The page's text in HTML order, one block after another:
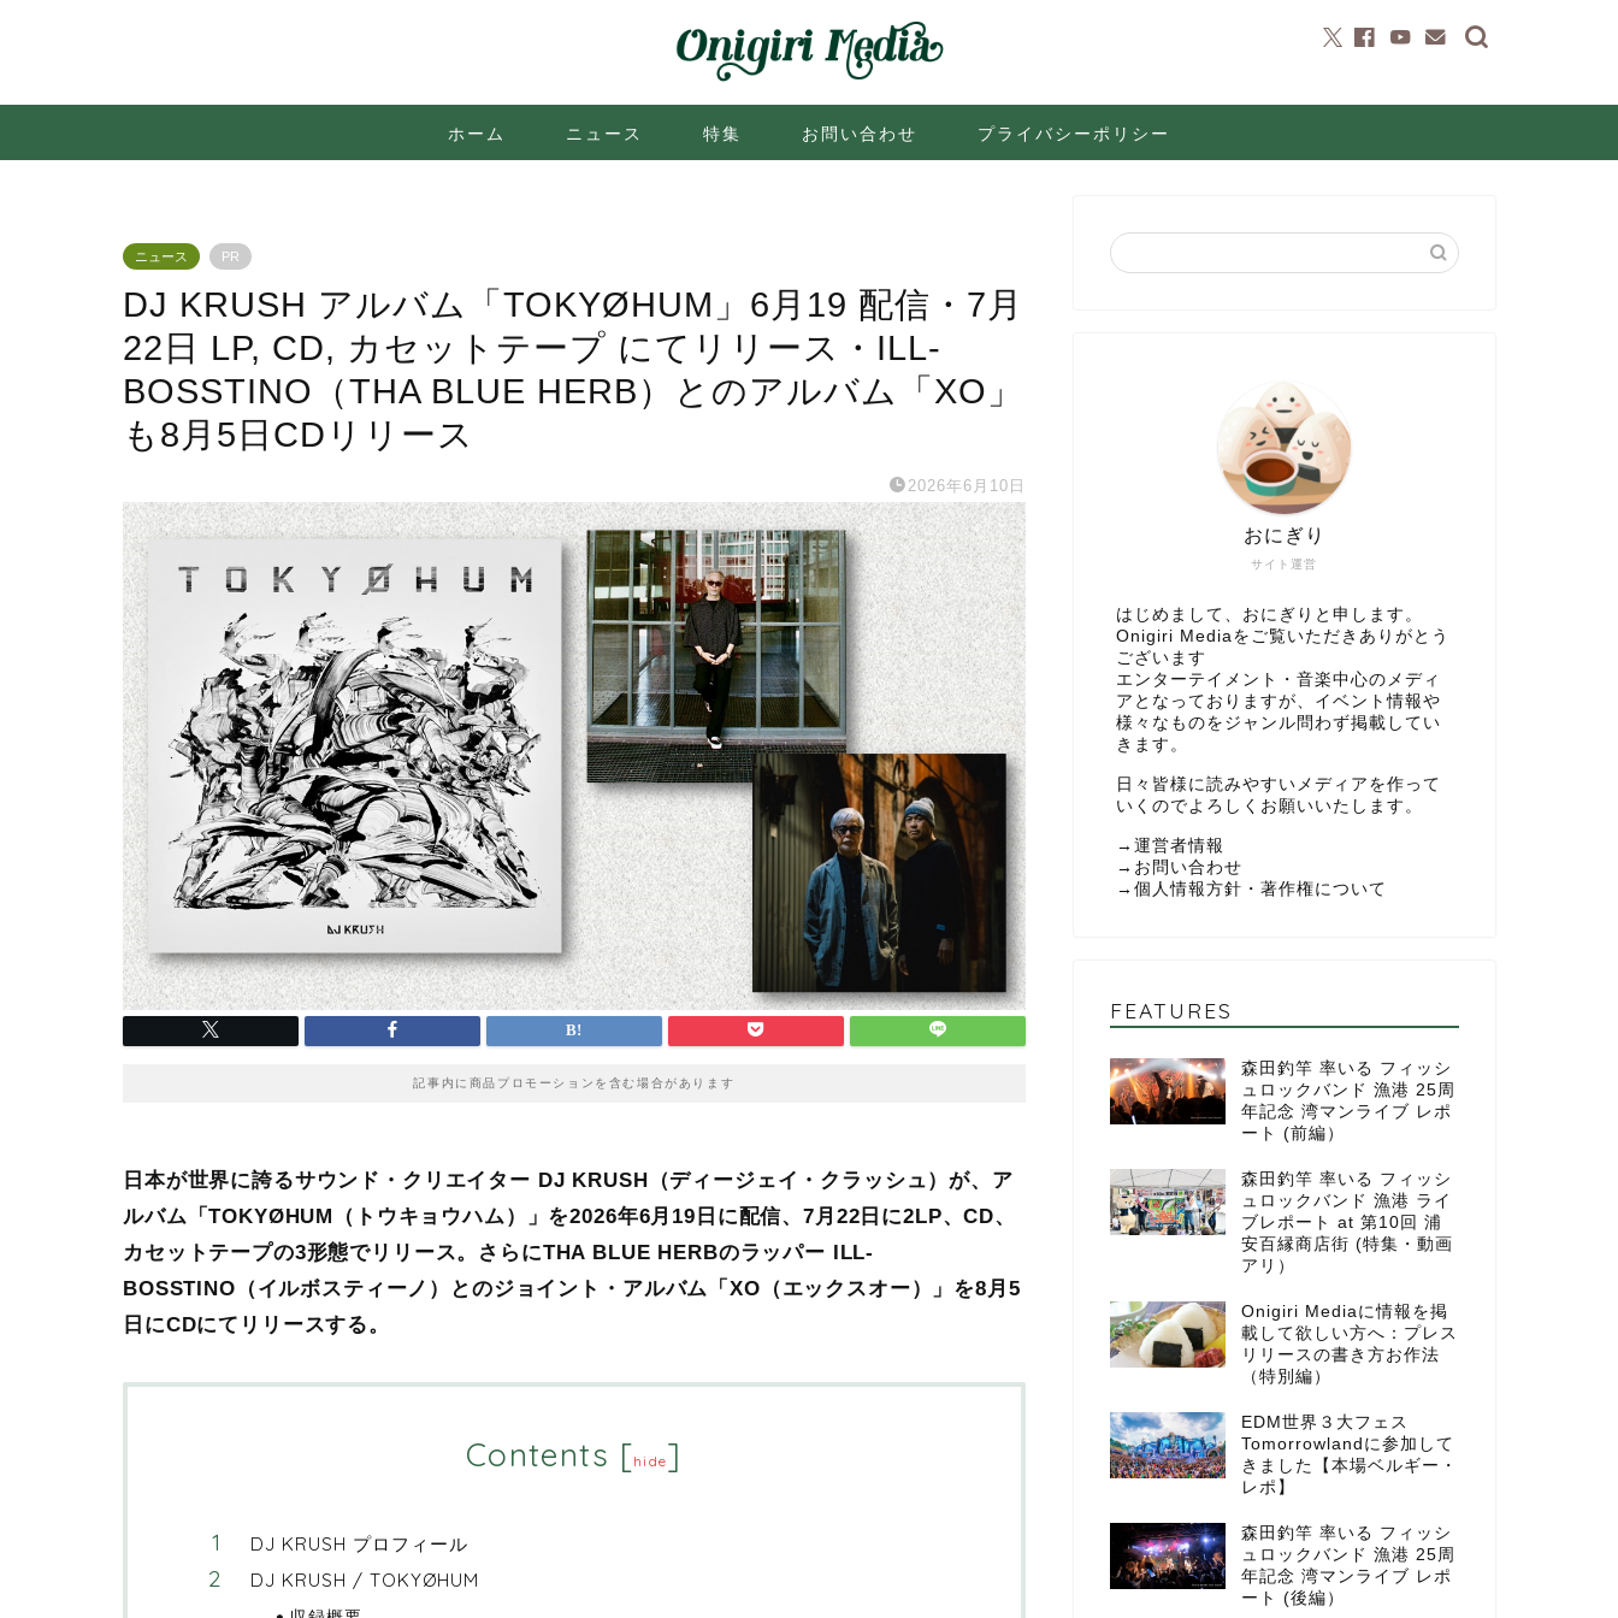
ホーム ニュース 特集 お問い合わせ プライバシーポリシー
ニュース PR
DJ KRUSH アルバム「TOKYØHUM」6月19 配信・7月
22日 LP, CD, カセットテープ にてリリース・ILL-
BOSSTINO（THA BLUE HERB）とのアルバム「XO」
も8月5日CDリリース
2026年6月10日
記事内に商品プロモーションを含む場合があります
日本が世界に誇るサウンド・クリエイター DJ KRUSH（ディージェイ・クラッシュ）が、ア
ルバム「TOKYØHUM（トウキョウハム）」を2026年6月19日に配信、7月22日に2LP、CD、
カセットテープの3形態でリリース。さらにTHA BLUE HERBのラッパー ILL-
BOSSTINO（イルボスティーノ）とのジョイント・アルバム「XO （エックスオー）
」を8月5
日にCDにてリリースする。
Contents [hide]
DJ KRUSH プロフィール
DJ KRUSH / TOKYØHUM
サイト運営
おにぎり
はじめまして、おにぎりと申します。
Onigiri Mediaをご覧いただきありがとう
ございます
エンターテイメント・音楽中心のメディ
アとなっておりますが、イベント情報や
様々なものをジャンル問わず掲載してい
きます。
日々皆様に読みやすいメディアを作って
いくのでよろしくお願いいたします。
→ 運営者情報
→ お問い合わせ
→ 個人情報方針・著作権について
FEATURES
森田釣竿 率いる フィッシ
ュロックバンド 漁港 25周
年記念 湾マンライブ レポ
ート (前編）
森田釣竿 率いる フィッシ
ュロックバンド 漁港 ライ
ブレポート at 第10回 浦
安百縁商店街 (特集・動画
アリ）
Onigiri Mediaに情報を掲
載して欲しい方へ：プレス
リリースの書き方お作法
（特別編）
EDM世界３大フェス
Tomorrowlandに参加して
きました【本場ベルギー・
レポ】
森田釣竿 率いる フィッシ
ュロックバンド 漁港 25周
年記念 湾マンライブ レポ
ート (後編）